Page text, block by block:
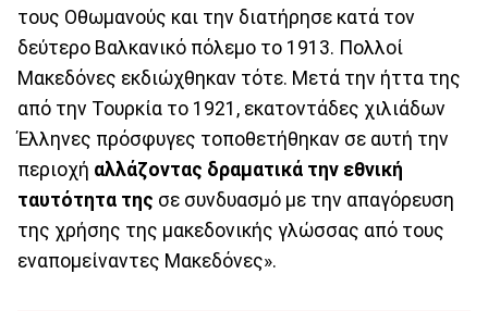
τους Οθωμανούς και την διατήρησε κατά τον
δεύτερο Βαλκανικό πόλεμο το 1913. Πολλοί
Μακεδόνες εκδιώχθηκαν τότε. Μετά την ήττα της
από την Τουρκία το 1921, εκατοντάδες χιλιάδων
Έλληνες πρόσφυγες τοποθετήθηκαν σε αυτή την
περιοχή αλλάζοντας δραματικά την εθνική
ταυτότητα της σε συνδυασμό με την απαγόρευση
της χρήσης της μακεδονικής γλώσσας από τους
εναπομείναντες Μακεδόνες».